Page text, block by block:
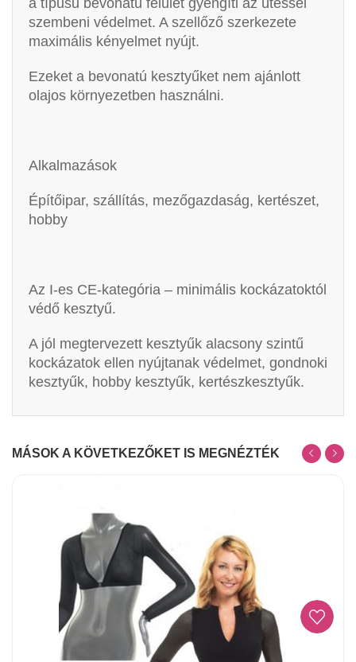
a típusu bevonatú felület gyengíti az ütéssel
szembeni védelmet. A szellőző szerkezete
maximális kényelmet nyújt.
Ezeket a bevonatú kesztyűket nem ajánlott
olajos környezetben használni.
Alkalmazások
Építőipar, szállítás, mezőgazdaság, kertészet,
hobby
Az I-es CE-kategória – minimális kockázatoktól
védő kesztyű.
A jól megtervezett kesztyűk alacsony szintű
kockázatok ellen nyújtanak védelmet, gondnoki
kesztyűk, hobby kesztyűk, kertészkesztyűk.
MÁSOK A KÖVETKEZŐKET IS MEGNÉZTÉK